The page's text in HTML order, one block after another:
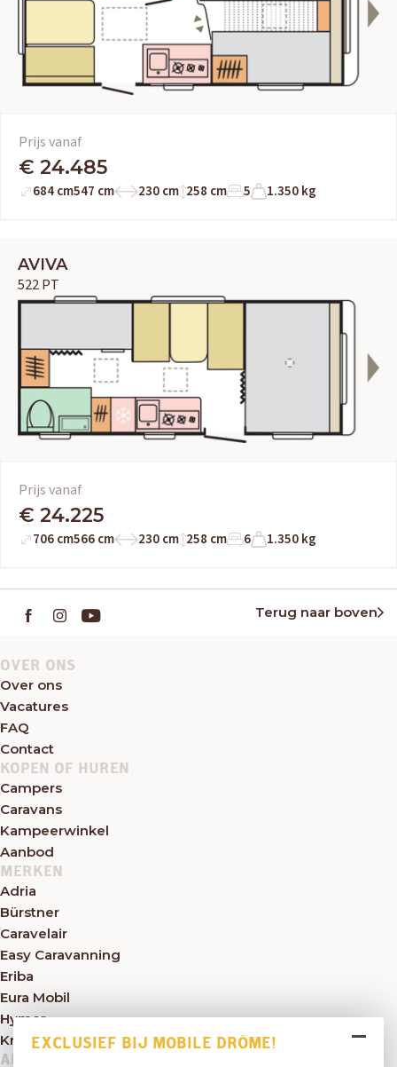
Prijs vanaf
€ 24.485
684 cm547 cm 230 cm 258 cm 5 1.350 kg
AVIVA
522 PT
Prijs vanaf
€ 24.225
706 cm566 cm 230 cm 258 cm 6 1.350 kg
Terug naar boven
OVER ONS
Over ons
Vacatures
FAQ
Contact
KOPEN OF HUREN
Campers
Caravans
Kampeerwinkel
Aanbod
MERKEN
Adria
Bürstner
Caravelair
Easy Caravanning
Eriba
Eura Mobil
Hymer
Knaus
ALGEMEEN
EXCLUSIEF BIJ MOBILE DRÔME!